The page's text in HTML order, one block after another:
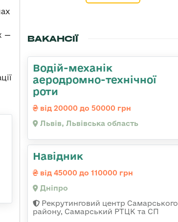
—
ВАКАНСІЇ
Водій-механік
аеродромно-технічної
роти
від 20000 до 50000 грн
Львів, Львівська область
Навідник
від 45000 до 110000 грн
Дніпро
Рекрутинговий центр Самарського
району, Самарський РТЦК та СП